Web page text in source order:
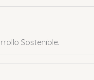
Sostenible.